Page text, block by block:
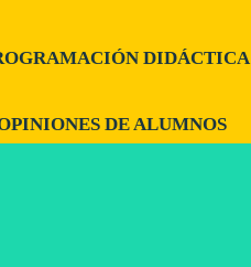
DIDÁCTICA
DE ALUMNOS